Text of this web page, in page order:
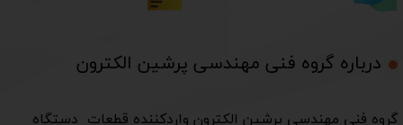
درباره گروه فنی مهندسی پرشین الکترون​​​​​​​
​گروه فنی مهندسی پرشین الکترون واردکننده قطعات دستگاه